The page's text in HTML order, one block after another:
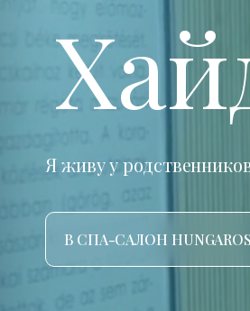
Я живу у
В СПА-САЛОН